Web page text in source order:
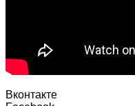
Вконтакте